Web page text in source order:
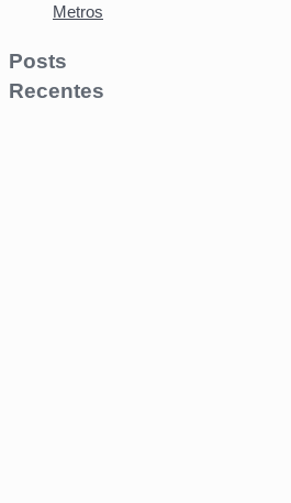
Metros
Posts
Recentes